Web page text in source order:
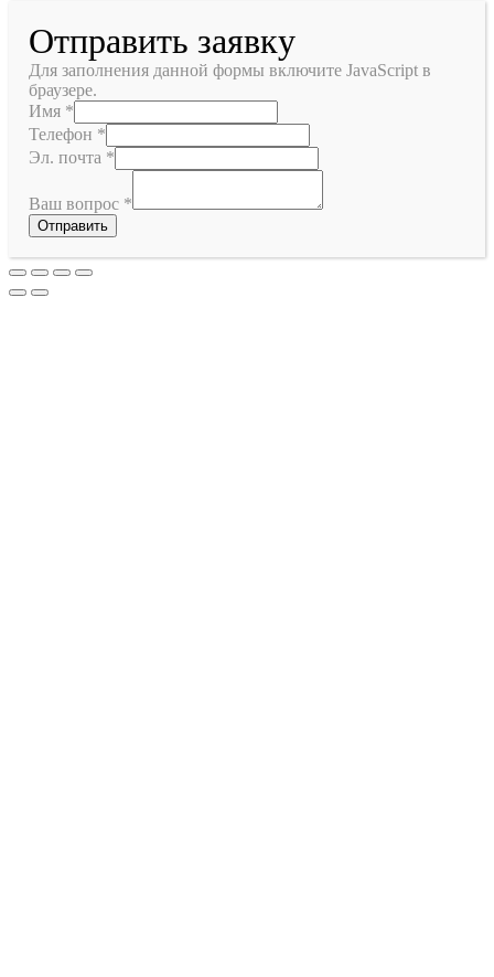
Отправить заявку
Для заполнения данной формы включите JavaScript в
браузере.
Имя *
Телефон *
Эл. почта *
Ваш вопрос *
Отправить